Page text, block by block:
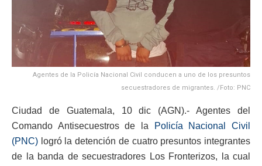
Agentes de la Policía Nacional Civil conducen a uno de los presuntos
secuestradores de migrantes. /Foto: PNC
Ciudad de Guatemala, 10 dic (AGN).- Agentes del
Comando Antisecuestros de la
Policía Nacional Civil
(PNC) logró la detención de cuatro presuntos integrantes
de la banda de secuestradores Los Fronterizos, la cual